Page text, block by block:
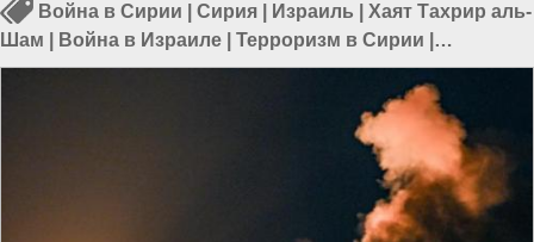
Война в Сирии Сирия Израиль
Хаят Тахрир аль-
Шам
Война в Израиле Терроризм в Сирии
Терроризм в Азии|Терроризм в мире